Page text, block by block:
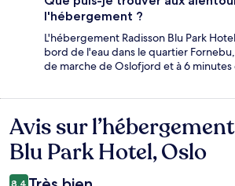
l'hébergement ?
L'hébergement Radisson Blu Park
bord de l'eau dans le quartier
de marche de Oslofjord et à 6
Avis
Avis sur
Blu Park Hotel, Oslo
8,4